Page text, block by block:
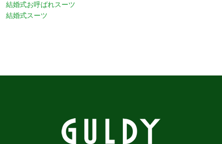
結婚式お呼ばれスーツ
結婚式スーツ